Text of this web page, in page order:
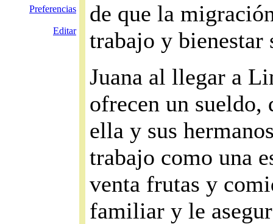
Preferencias
Editar
de que la
trabajo y bienestar
Juana al llegar a
ofrecen un sueldo,
ella y sus
trabajo como una
venta frutas y
familiar y le